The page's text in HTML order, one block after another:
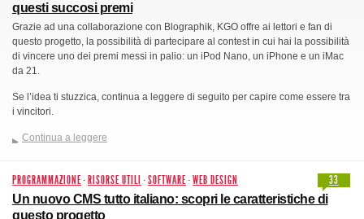
questi succosi premi
Grazie ad una collaborazione con Blographik, KGO offre ai lettori e fan di
questo progetto, la possibilità di partecipare al contest in cui hai la possibilità
di vincere uno dei premi messi in palio: un iPod Nano, un iPhone e un iMac
da 21.
Se l’idea ti stuzzica, continua a leggere di seguito per capire come essere tra
i vincitori.
Continua a leggere
PROGRAMMAZIONE · RISORSE UTILI ·SOFTWARE ·WEB DESIGN
33
Un nuovo CMS tutto italiano: scopri le caratteristiche di
questo progetto